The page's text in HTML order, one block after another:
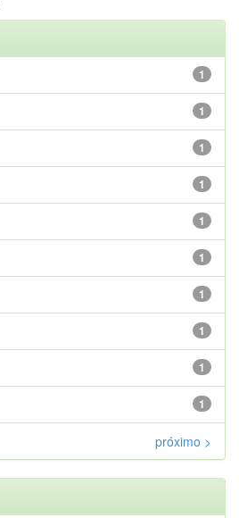
1
1
1
1
1
1
1
1
1
1
próximo >